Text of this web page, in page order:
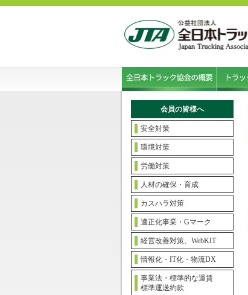
会員の皆様へ
安全対策
環境対策
労働対策
人材の確保・育成
カスハラ対策
適正化事業・Gマーク
経営改善対策、WebKIT
情報化・IT化・物流DX
事業法・標準的な運賃
標準運送約款